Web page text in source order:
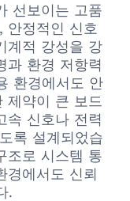
선보이는 고품
안정적인 신호
계적 강성을 강
과 환경 저항력
환경에서도 안
제약이 큰 보드
속 신호나 전력
록 설계되었습
조로 시스템 통
경에서도 신뢰
.